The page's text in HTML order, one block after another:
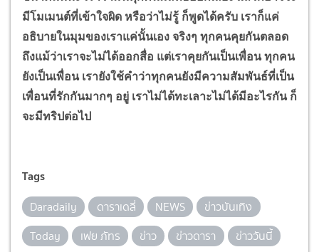
มีโมเมนต์ที่เข้าใจผิด หรือว่าไม่รู้ ก็พูดได้ครับ เราก็แค่
อธิบายในมุมของเราแค่นั้นเอง จริงๆ ทุกคนคุยกันตลอด
ถึงแม้ว่าเราจะไม่ได้ออกสื่อ แต่เราคุยกันเป็นเพื่อน ทุกคน
ยังเป็นเพื่อน เรายังใช้คำว่าทุกคนยังมีความสัมพันธ์ที่เป็น
เพื่อนที่รักกันมากๆ อยู่ เราไม่ได้ทะเลาะไม่ได้มีอะไรกัน ก็
จะมีทริปต่อไป
Tags
Daradaily ดาราเดลี่ NEWS
ข่าวบันเทิง
Today
เฟย ภัทร ข่าว ข่าวดารา
ข่าววันนี้